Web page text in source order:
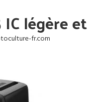
IC légère
fr.com